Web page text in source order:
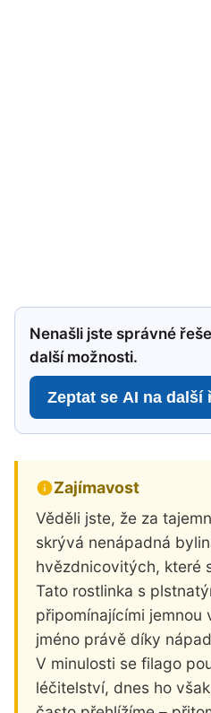
Nenašli jste správné
další možnosti.
Zeptat se AI na další
Zajímavost
Věděli jste, že za
skrývá nenápadná
hvězdnicovitých, které
Tato rostlinka s
připomínajícími jemnou
jméno právě díky
V minulosti se filago
léčitelství, dnes ho